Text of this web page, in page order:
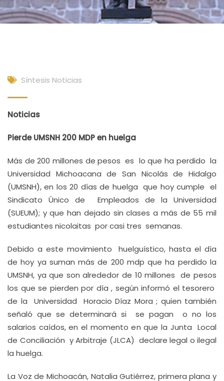
Síntesis Noticias
Noticias
Pierde UMSNH 200 MDP en huelga
Más de 200 millones de pesos es lo que ha perdido la
Universidad Michoacana de San Nicolás de Hidalgo
(UMSNH), en los 20 días de huelga que hoy cumple el
Sindicato Único de Empleados de la Universidad
(SUEUM); y que han dejado sin clases a más de 55 mil
estudiantes nicolaitas por casi tres semanas.
Debido a este movimiento huelguístico, hasta el día
de hoy ya suman más de 200 mdp que ha perdido la
UMSNH, ya que son alrededor de 10 millones de pesos
los que se pierden por día , según informó el tesorero
de la Universidad Horacio Díaz Mora ; quien también
señaló que se determinará si se pagan o no los
salarios caídos, en el momento en que la Junta Local
de Conciliación y Arbitraje (JLCA) declare legal o ilegal
la huelga.
La Voz de Michoacán, Natalia Gutiérrez, primera plana y